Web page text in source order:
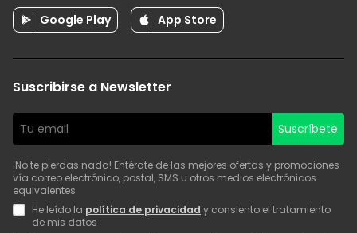
Google Play App Store
Suscribirse a Newsletter
Suscríbete
¡No te pierdas nada! Entérate de las mejores ofertas y promociones
vía correo electrónico, postal, SMS u otros medios electrónicos
equivalentes
He leído la política de privacidad y consiento el tratamiento
de mis datos